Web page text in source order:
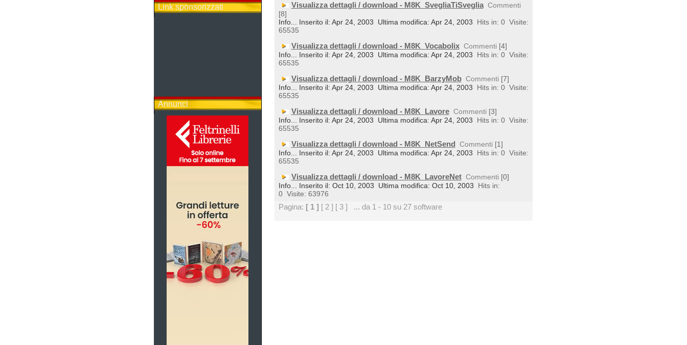
Link sponsorizzati
Annunci
Visualizza dettagli / download - M8K_SvegliaTiSveglia Commenti
[8]
Info... Inserito il: Apr 24, 2003
Ultima modifica: Apr 24, 2003 Hits in: 0 Visite:
65535
Visualizza dettagli / download - M8K_Vocabolix Commenti [4]
Info... Inserito il: Apr 24, 2003
Ultima modifica: Apr 24, 2003 Hits in: 0 Visite:
65535
Visualizza dettagli / download - M8K_BarzyMob Commenti [7]
Info... Inserito il: Apr 24, 2003
Ultima modifica: Apr 24, 2003 Hits in: 0 Visite:
65535
Visualizza dettagli / download - M8K_Lavore Commenti [3]
Info... Inserito il: Apr 24, 2003
Ultima modifica: Apr 24, 2003 Hits in: 0 Visite:
65535
Visualizza dettagli / download - M8K_NetSend Commenti [1]
Info... Inserito il: Apr 24, 2003
Ultima modifica: Apr 24, 2003 Hits in: 0 Visite:
65535
Visualizza dettagli / download - M8K_LavoreNet Commenti [0]
Info... Inserito il: Oct 10, 2003
Ultima modifica: Oct 10, 2003
Hits in:
0 Visite: 63976
Pagina: [ 1 ] [ 2 ] [ 3 ] ... da 1 - 10 su 27 software